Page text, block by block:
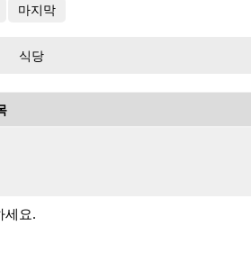
마지막
식당
세요.